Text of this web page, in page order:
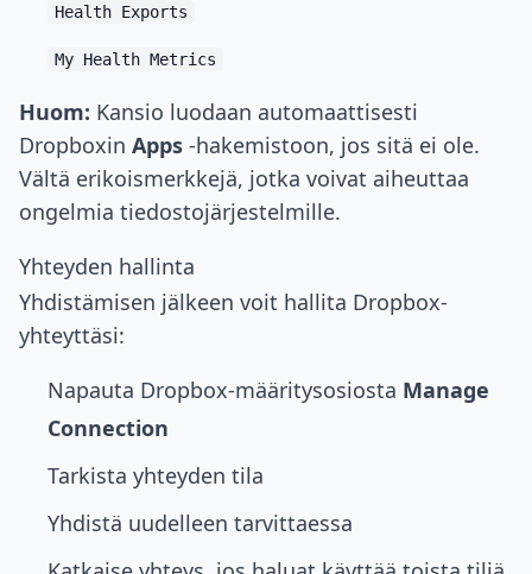
Health Exports
My Health Metrics
Huom: Kansio luodaan automaattisesti
Dropboxin Apps -hakemistoon, jos sitä ei ole.
Vältä erikoismerkkejä, jotka voivat aiheuttaa
ongelmia tiedostojärjestelmille.
Yhteyden hallinta
Yhdistämisen jälkeen voit hallita Dropbox-
yhteyttäsi:
Napauta Dropbox-määritysosiosta Manage
Connection
Tarkista yhteyden tila
Yhdistä uudelleen tarvittaessa